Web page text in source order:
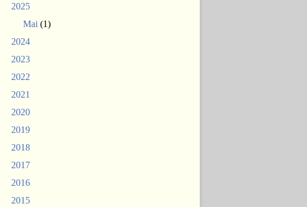
2025
Mai (1)
2024
2023
2022
2021
2020
2019
2018
2017
2016
2015